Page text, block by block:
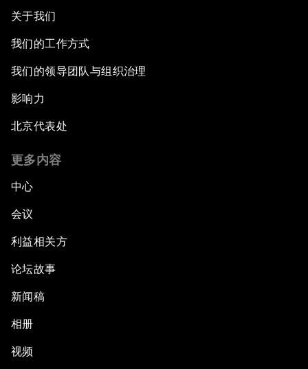
关于我们
我们的工作方式
我们的领导团队与组织治理
影响力
北京代表处
更多内容
中心
会议
利益相关方
论坛故事
新闻稿
相册
视频